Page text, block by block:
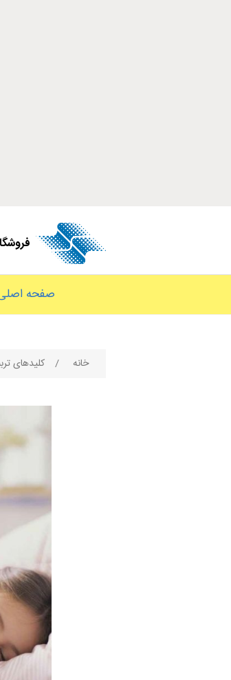
صفحه
خانه / کلیدهای